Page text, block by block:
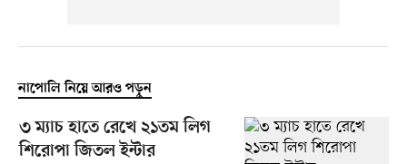
নাপোলি নিয়ে আরও পড়ুন
৩ ম্যাচ হাতে রেখে ২১তম লিগ
শিরোপা জিতল ইন্টার